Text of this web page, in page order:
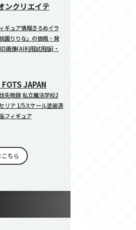
ンクリエイテ
ギュア情報きろめイラ
園りりな」の価格・発
画像(AI利用試用版)・
JAPAN
失敗録 私立魔法学校2
リア 1/5スケール塗装済
フィギュア
ちら